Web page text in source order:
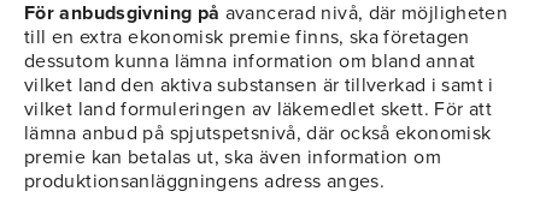
För anbudsgivning på avancerad nivå, där möjligheten
till en extra ekonomisk premie finns, ska företagen
dessutom kunna lämna information om bland annat
vilket land den aktiva substansen är tillverkad i samt i
vilket land formuleringen av läkemedlet skett. För att
lämna anbud på spjutspetsnivå, där också ekonomisk
premie kan betalas ut, ska även information om
produktionsanläggningens adress anges.